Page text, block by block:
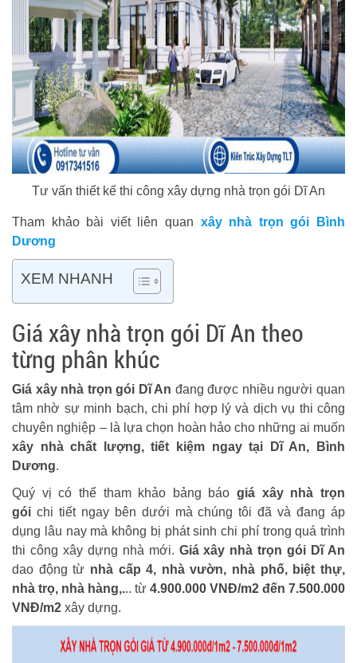
Tư vấn thiết kế thi công xây dựng nhà trọn gói Dĩ An
Tham khảo bài viết liên quan xây nhà trọn gói Bình
Dương
XEM NHANH
Giá xây nhà trọn gói Dĩ An theo
từng phân khúc
Giá xây nhà trọn gói Dĩ An đang được nhiều người quan
tâm nhờ sự minh bạch, chi phí hợp lý và dịch vụ thi công
chuyên nghiệp – là lựa chọn hoàn hảo cho những ai muốn
xây nhà chất lượng, tiết kiệm ngay tại Dĩ An, Bình
Dương.
Quý vị có thể tham khảo bảng báogiá xây nhà trọn
gói chi tiết ngay bên dưới mà chúng tôi đã và đang áp
dụng lâu nay mà không bị phát sinh chi phí trong quá trình
thi công xây dựng nhà mới. Giá xây nhà trọn gói Dĩ An
dao động từ nhà cấp 4, nhà vườn, nhà phố, biệt thự,
nhà trọ, nhà hàng,... từ 4.900.000 VNĐ/m2 đến 7.500.000
VNĐ/m2 xây dựng.